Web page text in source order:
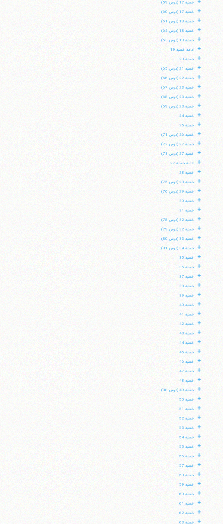
خطبه 17 (درس 59)
+ خطبه 17 (درس 60)
+ خطبه 18 (درس 61)
+ خطبه 18 (درس 62)
+ خطبه 19 (درس 63)
+ ادامه خطبه 19
+ خطبه 20
+ خطبه 21 (درس 65)
+ خطبه 22 (درس 66)
+ خطبه 23 (درس 67)
+ خطبه 23 (درس 68)
+ خطبه 23 (درس 69)
+ خطبه 24
+ خطبه 25
+ خطبه 26 (درس 71)
+ خطبه 27 (درس 72)
+ خطبه 27 (درس 73)
+ ادامه خطبه 27
+ خطبه 28
+ خطبه 28 (درس 75)
+ خطبه 29 (درس 76)
+ خطبه 30
+ خطبه 31
+ خطبه 32 (درس 78)
+ خطبه 32 (درس 79)
+ خطبه 33 (درس 80)
+ خطبه 34 (درس 81)
+ خطبه 35
+ خطبه 36
+ خطبه 37
+ خطبه 38
+ خطبه 39
+ خطبه 40
+ خطبه 41
+ خطبه 42
+ خطبه 43
+ خطبه 44
+ خطبه 45
+ خطبه 46
+ خطبه 47
+ خطبه 48
+ خطبه 49 (درس 88)
+ خطبه 50
+ خطبه 51
+ خطبه 52
+ خطبه 53
+ خطبه 54
+ خطبه 55
+ خطبه 56
+ خطبه 57
+ خطبه 58
+ خطبه 59
+ خطبه 60
+ خطبه 61
+ خطبه 62
+ خطبه 63